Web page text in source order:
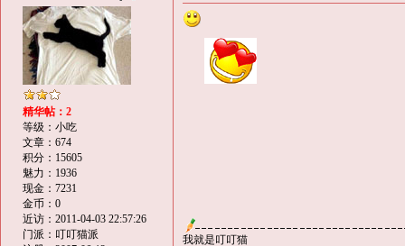
精华帖：2
等级：小吃
文章：674
积分：15605
魅力：1936
现金：7231
金币：0
近访：2011-04-03 22:57:26
门派：叮叮猫派
我就是叮叮猫